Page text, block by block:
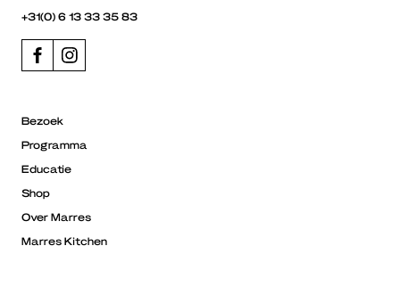
+31(0) 6 13 33 35 83
Bezoek
Programma
Educatie
Shop
Over Marres
Marres Kitchen